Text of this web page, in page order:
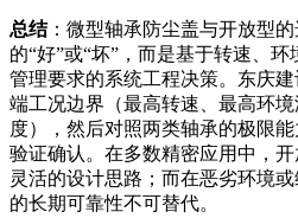
总结：微型轴承防尘盖与开放型
的“好”或“坏”，而是基于转速、
管理要求的系统工程决策。东庆
端工况边界（最高转速、最高环
度），然后对照两类轴承的极限
验证确认。在多数精密应用中，
灵活的设计思路；而在恶劣环境
的长期可靠性不可替代。